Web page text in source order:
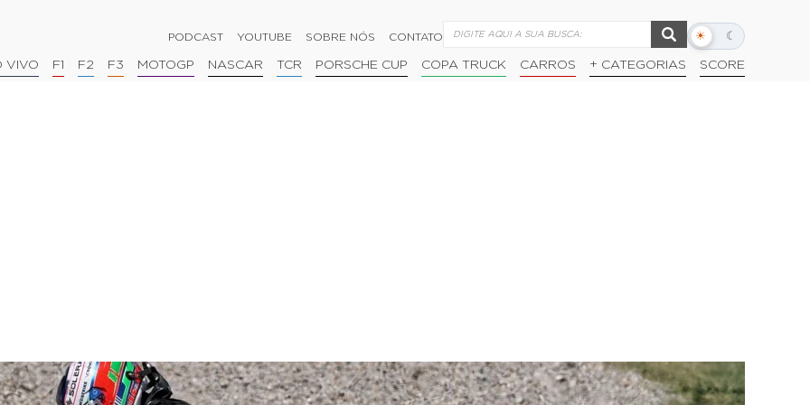
PODCAST YOUTUBE SOBRE NÓS CONTATO ☀ ☾
Alternar
escuro
VIVO F1 F2 F3 MOTOGP NASCAR TCR PORSCHE CUP COPA TRUCK CARROS + CATEGORIAS SCORE